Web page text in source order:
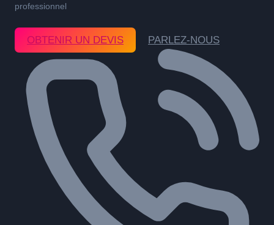
professionnel
OBTENIR UN DEVIS PARLEZ-NOUS